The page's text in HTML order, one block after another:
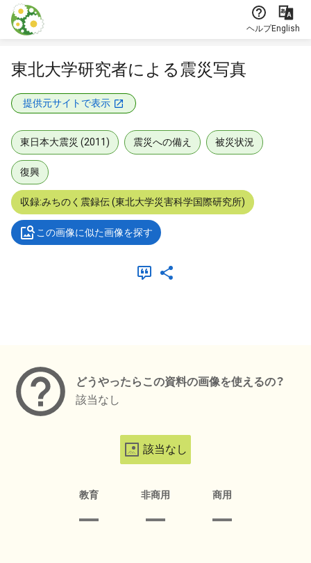
本文に飛ぶ
ヘルプEnglish
東北大学研究者による震災写真
提供元サイトで表示
東日本大震災 (2011) 震災への備え 被災状況
復興
収録:みちのく震録伝 (東北大学災害科学国際研究所)
この画像に似た画像を探す
どうやったらこの資料の画像を使えるの？
該当なし
該当なし
教育 非商用 商用